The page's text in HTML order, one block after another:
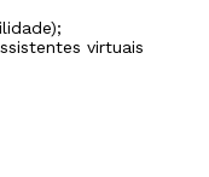
virtuais